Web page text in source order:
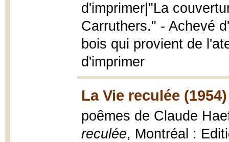
d'imprimer|"La
Carruthers." - Achevé
bois qui provient de
d'imprimer
La Vie reculée (1954)
poêmes de Claude
reculée, Montréal :